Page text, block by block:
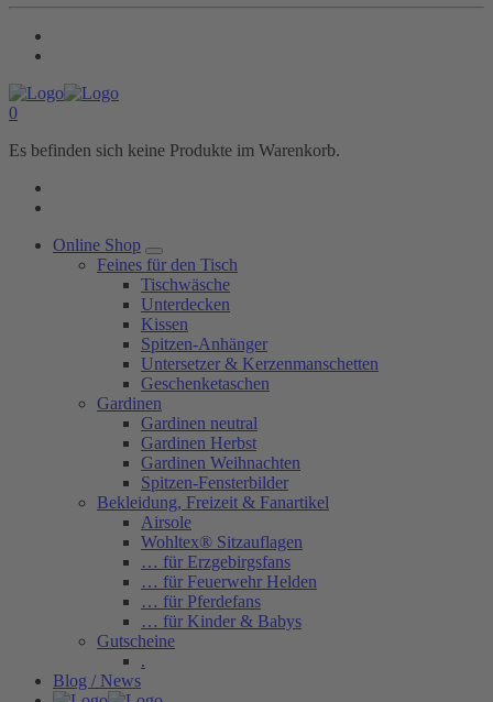
0
Es befinden sich keine Produkte im Warenkorb.
Online Shop
Feines für den Tisch
Tischwäsche
Unterdecken
Kissen
Spitzen-Anhänger
Untersetzer & Kerzenmanschetten
Geschenketaschen
Gardinen
Gardinen neutral
Gardinen Herbst
Gardinen Weihnachten
Spitzen-Fensterbilder
Bekleidung, Freizeit & Fanartikel
Airsole
Wohltex® Sitzauflagen
… für Erzgebirgsfans
… für Feuerwehr Helden
… für Pferdefans
… für Kinder & Babys
Gutscheine
.
Blog / News